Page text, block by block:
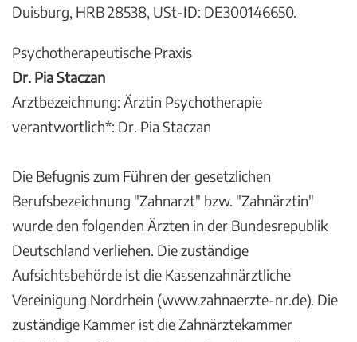
Duisburg, HRB 28538, USt-ID: DE300146650.
Psychotherapeutische Praxis
Dr. Pia Staczan
Arztbezeichnung: Ärztin Psychotherapie
verantwortlich*: Dr. Pia Staczan
Die Befugnis zum Führen der gesetzlichen
Berufsbezeichnung "Zahnarzt" bzw. "Zahnärztin"
wurde den folgenden Ärzten in der Bundesrepublik
Deutschland verliehen. Die zuständige
Aufsichtsbehörde ist die Kassenzahnärztliche
Vereinigung Nordrhein (www.zahnaerzte-nr.de). Die
zuständige Kammer ist die Zahnärztekammer